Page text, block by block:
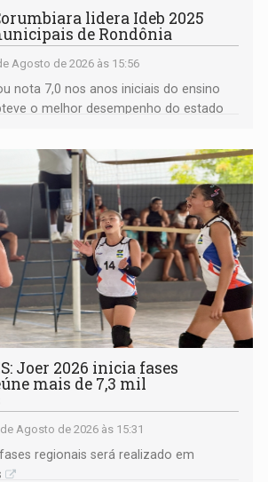
lidera Ideb 2025
de Rondônia
Agosto de 2026 às 15:56
nota 7,0 nos anos iniciais do ensino
o melhor desempenho do estado
Joer 2026 inicia fases
mais de 7,3 mil
Agosto de 2026 às 15:31
regionais será realizado em